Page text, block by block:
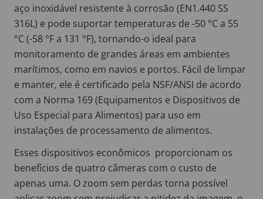
aço inoxidável resistente à corrosão (EN1.440 SS
316L) e pode suportar temperaturas de -50 °C a 55
°C (-58 °F a 131 °F), tornando-o ideal para
monitoramento de grandes áreas em ambientes
marítimos, como em navios e portos. Fácil de limpar
e manter, ele é certificado pela NSF/ANSI de acordo
com a Norma 169 (Equipamentos e Dispositivos de
Uso Especial para Alimentos) para uso em
instalações de processamento de alimentos.
Esses dispositivos econômicos proporcionam os
benefícios de quatro câmeras com o custo de
apenas uma. O zoom sem perdas torna possível